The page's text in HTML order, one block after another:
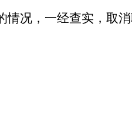
况，一经查实，取消